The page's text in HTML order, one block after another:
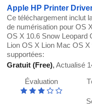
Apple HP Printer
Ce téléchargement inclut
de numérisation pour OS
OS X 10.6 Snow Leopard
Lion OS X Lion Mac OS
supportées:
Gratuit (Free),Actualisé
Évaluation